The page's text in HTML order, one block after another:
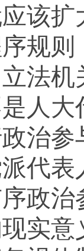
该
规
法
人
治
代
政
实